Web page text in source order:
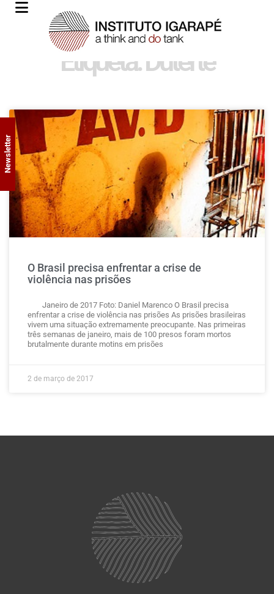
Etiqueta: Duterte
O Brasil precisa enfrentar a crise de
violência nas prisões
Janeiro de 2017 Foto: Daniel Marenco O Brasil precisa
enfrentar a crise de violência nas prisões As prisões brasileiras
vivem uma situação extremamente preocupante. Nas primeiras
três semanas de janeiro, mais de 100 presos foram mortos
brutalmente durante motins em prisões
2 de março de 2017
Newsletter